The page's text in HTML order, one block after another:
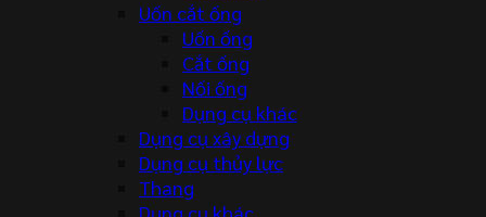
Uốn cắt ống
Uốn ống
Cắt ống
Nối ống
Dụng cụ khác
Dụng cụ xây dựng
Dụng cụ thủy lực
Thang